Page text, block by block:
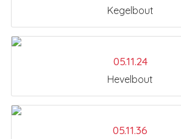
Kegelbout
05.11.24
Hevelbout
05.11.36